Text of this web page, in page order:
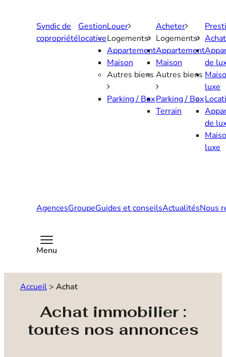
Syndic de
copropriété
Gestion
locative
Louer
Logements
Appartement
Maison
Autres biens
Parking / Box
Acheter
Logements
Appartement
Maison
Autres biens
Parking / Box
Terrain
Achat
de
luxe
de
luxe
AgencesGroupeGuides et conseilsActualitésNous
Menu
Accueil > Achat
Achat immobilier :
toutes nos annonces